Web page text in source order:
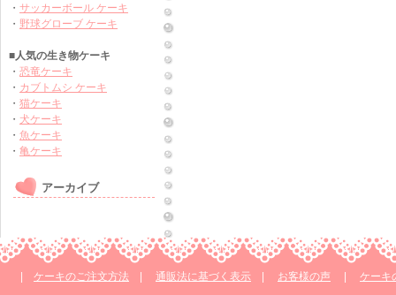
・ サッカーボール ケーキ
・ 野球グローブ ケーキ
■人気の生き物ケーキ
・ 恐竜ケーキ
・ カブトムシ ケーキ
・ 猫ケーキ
・ 犬ケーキ
・ 魚ケーキ
・ 亀ケーキ
アーカイブ
ケーキのご注文方法 通販法に基づく表示 お客様の声 ケーキ